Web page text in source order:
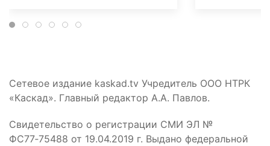
Сетевое издание kaskad.tv Учредитель ООО НТРК
«Каскад». Главный редактор А.А. Павлов.
Свидетельство о регистрации СМИ ЭЛ №
ФС77‑75488 от 19.04.2019 г. Выдано федеральной